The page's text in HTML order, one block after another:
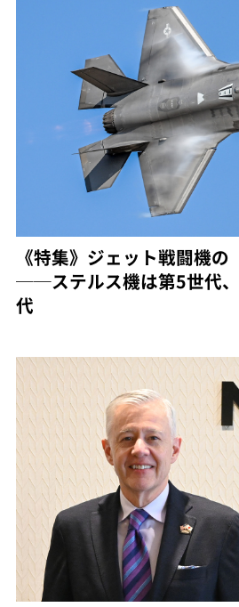
《特集》ジェット戦闘機の
──ステルス機は第5世代
代